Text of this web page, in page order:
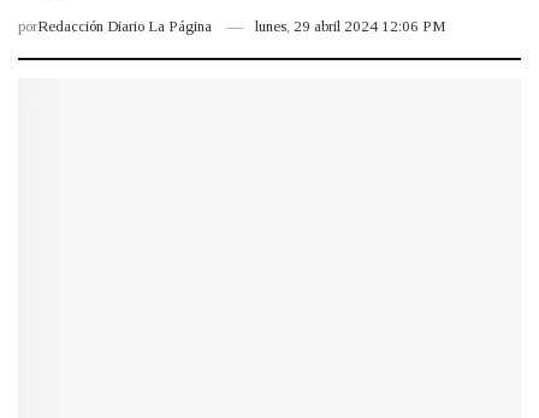
porRedacción Diario La Página lunes, 29 abril 2024 12:06 PM